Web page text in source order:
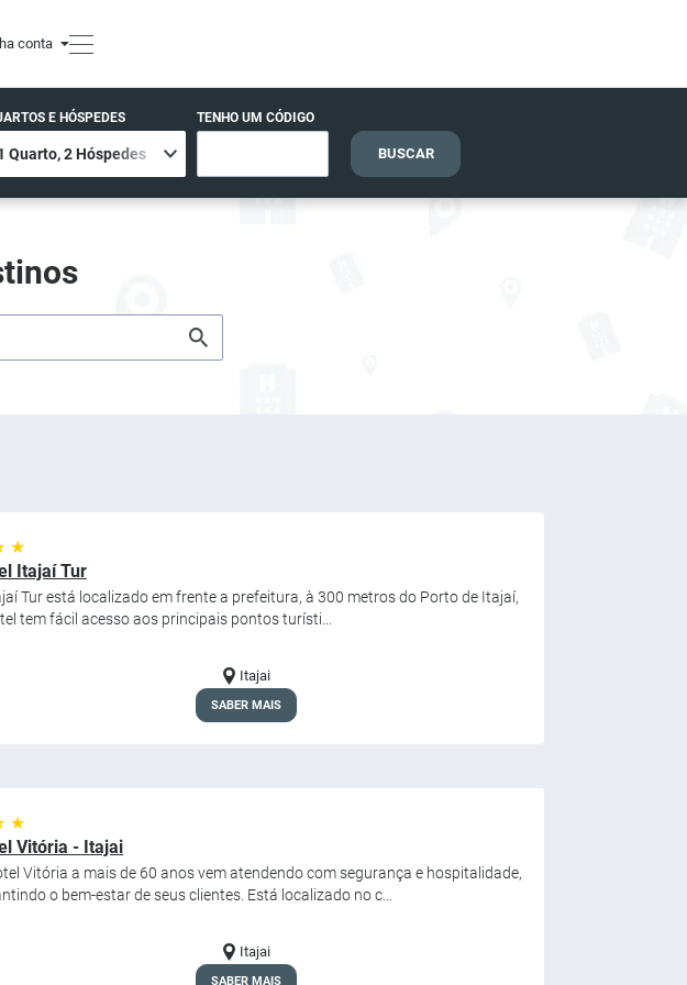
conta
E HÓSPEDES TENHO UM CÓDIGO
BUSCAR
★
Itajaí Tur
Tur está localizado em frente a prefeitura, à 300 metros do Porto de Itajaí,
tem fácil acesso aos principais pontos turísti...
Itajai
SABER MAIS
★
Vitória - Itajai
Vitória a mais de 60 anos vem atendendo com segurança e hospitalidade,
o bem-estar de seus clientes. Está localizado no c...
Itajai
SABER MAIS